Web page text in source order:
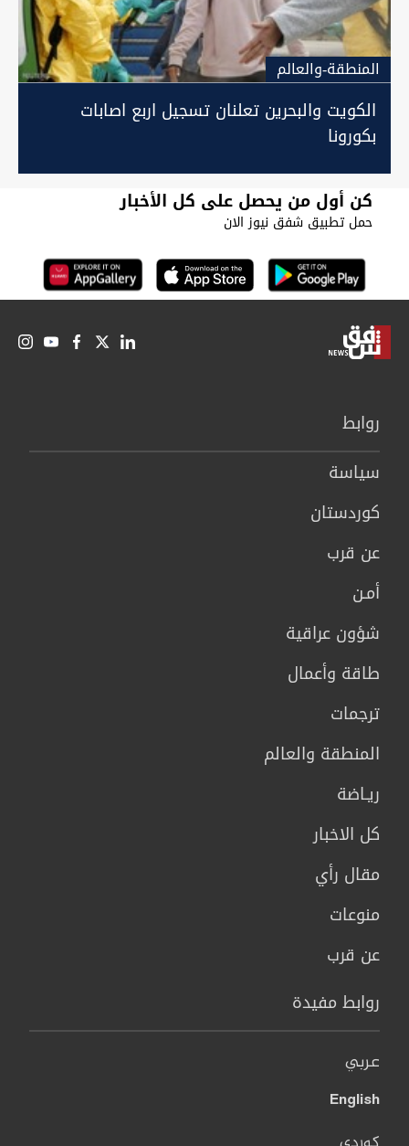
المنطقة-والعالم
الكويت والبحرين تعلنان تسجيل اربع اصابات
بكورونا
كن أول من يحصل على كل الأخبار
حمل تطبيق شفق نيوز الان
روابط
سیاسة
كوردستان
عن قرب
أمـن
شؤون عراقية
طاقة وأعمال
ترجمات
المنطقة والعالم
ريـاضة
كل الاخبار
مقال رأي
منوعات
عن قرب
روابط مفيدة
عربي
English